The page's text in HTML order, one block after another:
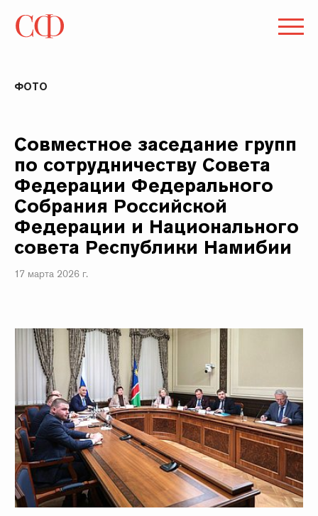
ФОТО
Совместное заседание групп
по сотрудничеству Совета
Федерации Федерального
Собрания Российской
Федерации и Национального
совета Республики Намибии
17 марта 2026 г.